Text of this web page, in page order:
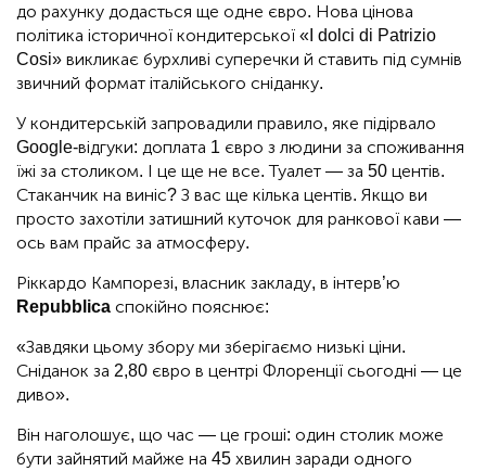
до рахунку додасться ще одне євро. Нова цінова
політика історичної кондитерської «I dolci di Patrizio
Cosi» викликає бурхливі суперечки й ставить під сумнів
звичний формат італійського сніданку.
У кондитерській запровадили правило, яке підірвало
Google-відгуки: доплата 1 євро з людини за споживання
їжі за столиком. І це ще не все. Туалет — за 50 центів.
Стаканчик на виніс? З вас ще кілька центів. Якщо ви
просто захотіли затишний куточок для ранкової кави —
ось вам прайс за атмосферу.
Ріккардо Кампорезі, власник закладу, в інтерв’ю
Repubblica спокійно пояснює:
«Завдяки цьому збору ми зберігаємо низькі ціни.
Сніданок за 2,80 євро в центрі Флоренції сьогодні — це
диво».
Він наголошує, що час — це гроші: один столик може
бути зайнятий майже на 45 хвилин заради одного